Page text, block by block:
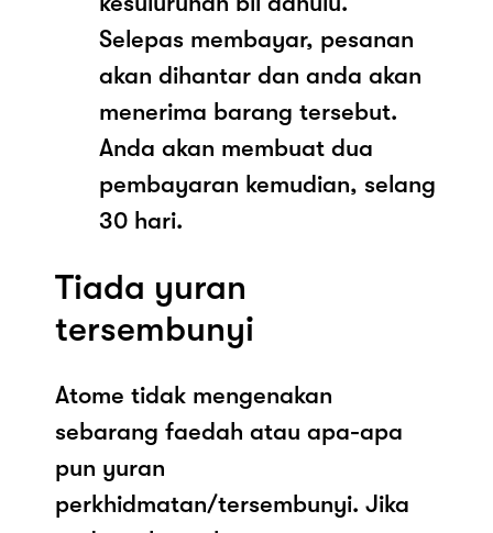
Selepas membayar, pesanan
akan dihantar dan anda akan
menerima barang tersebut.
Anda akan membuat dua
pembayaran kemudian, selang
30 hari.
Tiada yuran
tersembunyi
Atome tidak mengenakan
sebarang faedah atau apa-apa
pun yuran
perkhidmatan/tersembunyi. Jika